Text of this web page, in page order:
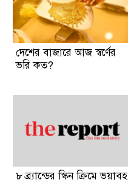
দেশের বাজারে আজ স্বর্ণের
ভরি কত?
৮ ব্র্যান্ডের স্কিন ক্রিমে ভয়াবহ